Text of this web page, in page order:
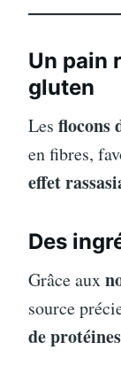
Un pain
gluten
Les flocons
en fibres,
effet
Des
Grâce aux
source
de